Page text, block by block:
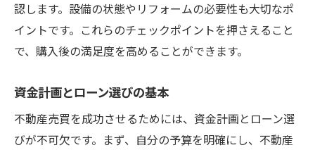
認します。設備の状態やリフォームの必要性も大切なポ
イントです。これらのチェックポイントを押さえること
で、購入後の満足度を高めることができます。
資金計画とローン選びの基本
不動産売買を成功させるためには、資金計画とローン選
びが不可欠です。まず、自分の予算を明確にし、不動産